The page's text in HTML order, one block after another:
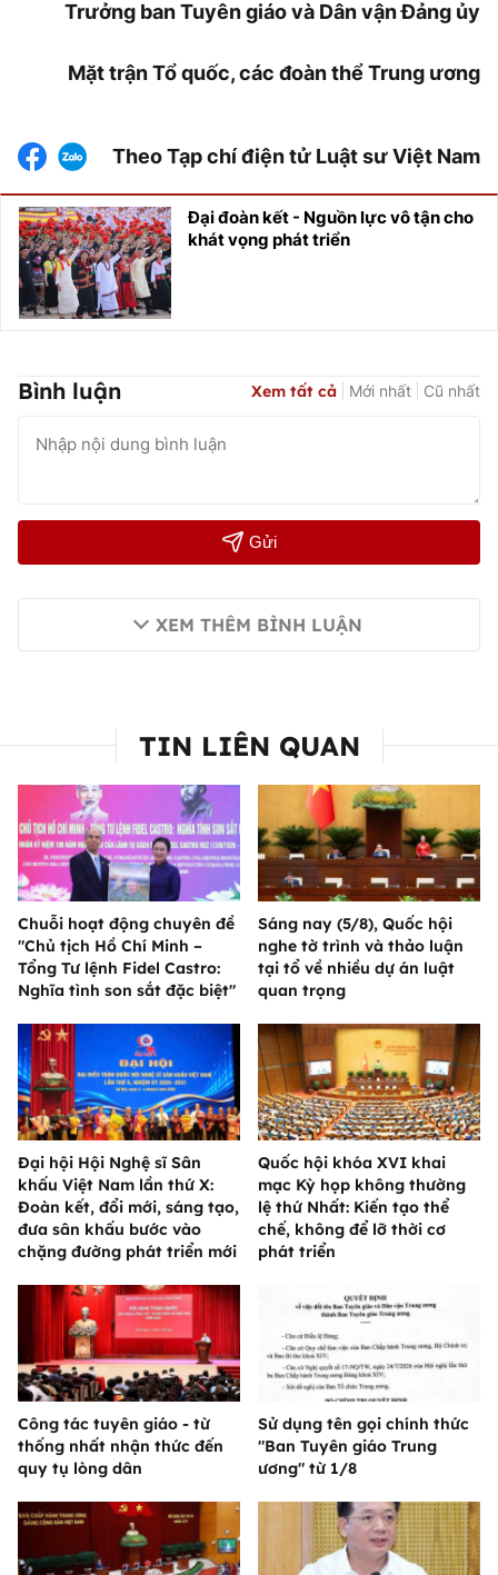
Trưởng ban Tuyên giáo và Dân vận Đảng ủy
Mặt trận Tổ quốc, các đoàn thể Trung ương
Theo Tạp chí điện tử Luật sư Việt Nam
Đại đoàn kết - Nguồn lực vô tận cho
khát vọng phát triển
Bình luận Xem tất cả Mới nhất Cũ nhất
Gửi
XEM THÊM BÌNH LUẬN
TIN LIÊN QUAN
Chuỗi hoạt động chuyên đề
"Chủ tịch Hồ Chí Minh –
Tổng Tư lệnh Fidel Castro:
Nghĩa tình son sắt đặc biệt"
Sáng nay (5/8), Quốc hội
nghe tờ trình và thảo luận
tại tổ về nhiều dự án luật
quan trọng
Đại hội Hội Nghệ sĩ Sân
khấu Việt Nam lần thứ X:
Đoàn kết, đổi mới, sáng tạo,
đưa sân khấu bước vào
chặng đường phát triển mới
Quốc hội khóa XVI khai
mạc Kỳ họp không thường
lệ thứ Nhất: Kiến tạo thể
chế, không để lỡ thời cơ
phát triển
Công tác tuyên giáo - từ
thống nhất nhận thức đến
quy tụ lòng dân
Sử dụng tên gọi chính thức
"Ban Tuyên giáo Trung
ương" từ 1/8